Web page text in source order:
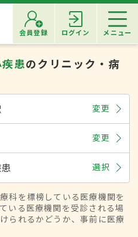
会員登録 ログイン メニュー
患のクリニック・病
変更
変更
選択
科を標榜している医療機関を
いる医療機関を受診される場
られるかどうか、事前に医療